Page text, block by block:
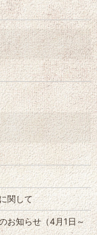
関して
お知らせ（4月1日～